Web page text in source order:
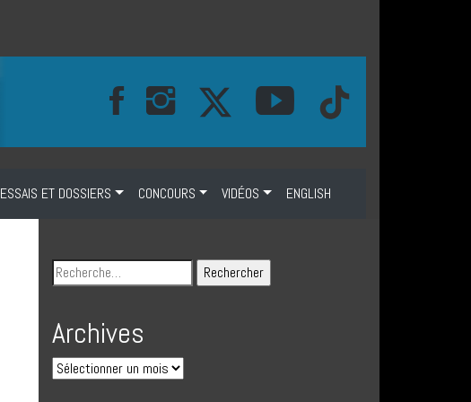
ESSAIS ET DOSSIERS CONCOURS VIDÉOS ENGLISH
Archives